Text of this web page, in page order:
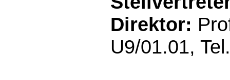
Direktor:
U9/01.01,